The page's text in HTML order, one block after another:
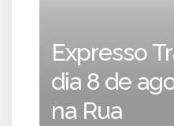
Expresso
dia 8 de
na Rua